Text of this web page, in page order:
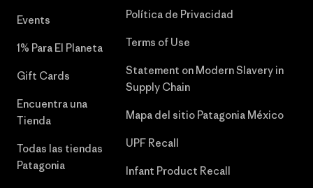
Events
1% Para El Planeta
Gift Cards
Encuentra una
Tienda
Todas las tiendas
Patagonia
Política de Privacidad
Terms of Use
Statement on Modern Slavery in
Supply Chain
Mapa del sitio Patagonia México
UPF Recall
Infant Product Recall